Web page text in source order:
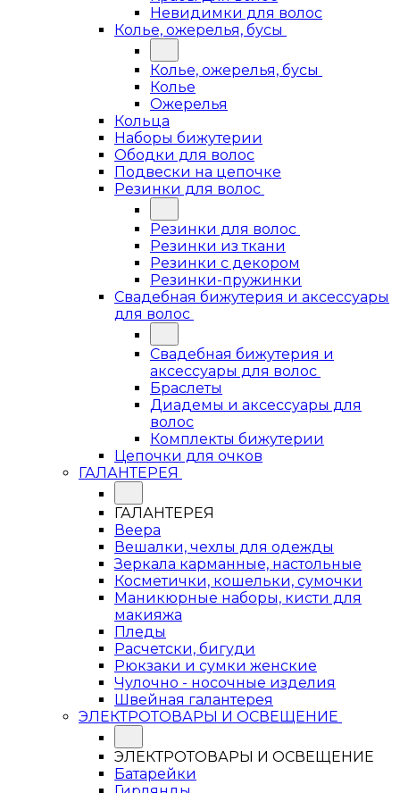
Невидимки для волос
Колье, ожерелья, бусы
Колье, ожерелья, бусы
Колье
Ожерелья
Кольца
Наборы бижутерии
Ободки для волос
Подвески на цепочке
Резинки для волос
Резинки для волос
Резинки из ткани
Резинки с декором
Резинки-пружинки
Свадебная бижутерия и аксессуары
для волос
Свадебная бижутерия и
аксессуары для волос
Браслеты
Диадемы и аксессуары для
волос
Комплекты бижутерии
Цепочки для очков
ГАЛАНТЕРЕЯ
ГАЛАНТЕРЕЯ
Веера
Вешалки, чехлы для одежды
Зеркала карманные, настольные
Косметички, кошельки, сумочки
Маникюрные наборы, кисти для
макияжа
Пледы
Расчетски, бигуди
Рюкзаки и сумки женские
Чулочно - носочные изделия
Швейная галантерея
ЭЛЕКТРОТОВАРЫ И ОСВЕЩЕНИЕ
ЭЛЕКТРОТОВАРЫ И ОСВЕЩЕНИЕ
Батарейки